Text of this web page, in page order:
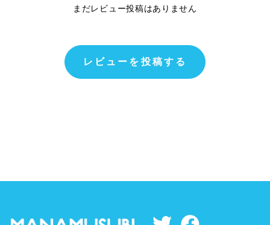
まだレビュー投稿はありません
レビューを投稿する